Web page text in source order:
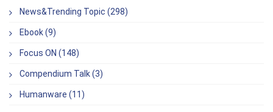
News&Trending Topic (298)
Ebook (9)
Focus ON (148)
Compendium Talk (3)
Humanware (11)